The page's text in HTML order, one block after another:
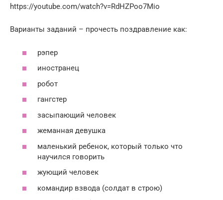
https://youtube.com/watch?v=RdHZPoo7Mio
Варианты заданий – прочесть поздравление как:
рэпер
иностранец
робот
гангстер
засыпающий человек
жеманная девушка
маленький ребенок, который только что
научился говорить
жующий человек
командир взвода (солдат в строю)